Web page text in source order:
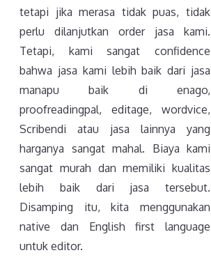
tetapi jika merasa tidak puas, tidak
perlu dilanjutkan order jasa kami.
Tetapi, kami sangat confidence
bahwa jasa kami lebih baik dari jasa
manapu baik di enago,
proofreadingpal, editage, wordvice,
Scribendi atau jasa lainnya yang
harganya sangat mahal. Biaya kami
sangat murah dan memiliki kualitas
lebih baik dari jasa tersebut.
Disamping itu, kita menggunakan
native dan English first language
untuk editor.